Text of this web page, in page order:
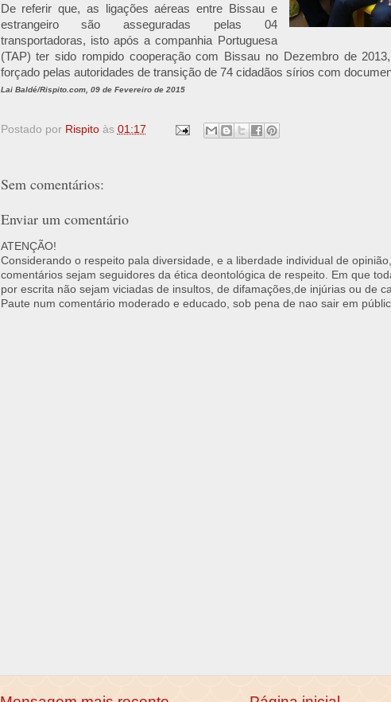
De referir que, as ligações aéreas entre Bissau e
estrangeiro são asseguradas pelas 04
transportadoras, isto após a companhia Portuguesa
(TAP) ter sido rompido cooperação com Bissau no Dezembro de
forçado pelas autoridades de transição de 74 cidadãos sírios com
Lai Baldé/Rispito.com, 09 de Fevereiro de 2015
Postado por Rispito às 01:17
Sem comentários:
Enviar um comentário
ATENÇÃO!
Considerando o respeito pala diversidade, e a liberdade individual de
comentários sejam seguidores da ética deontológica de respeito. Em que
por escrita não sejam viciadas de insultos, de difamações,de injúrias ou de
Paute num comentário moderado e educado, sob pena de nao sair em